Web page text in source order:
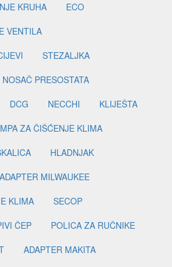
KRUHA
ECO
VENTILA
STEZALJKA
NOSAČ PRESOSTATA
DCG NECCHI
KLIJEŠTA
ZA ČIŠĆENJE KLIMA
HLADNJAK
ADAPTER MILWAUKEE
KLIMA
SECOP
ČEP
POLICA ZA RUČNIKE
ADAPTER MAKITA